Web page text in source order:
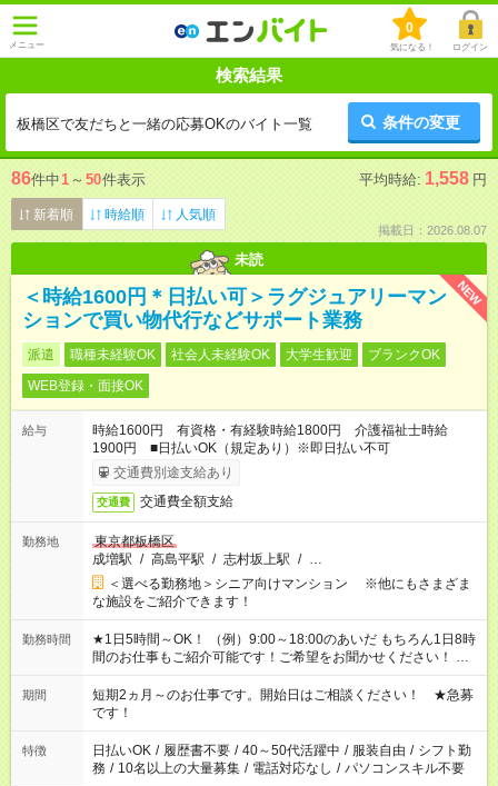
メニュー
0
気になる！ ログイン
検索結果
板橋区で友だちと一緒の応募OKのバイト一覧 条件の変更
86件中1 ～ 50件表示 平均時給: 1,558 円
新着順 時給順 人気順
掲載日：2026.08.07
未読
NEW
＜時給1600円＊日払い可＞ラグジュアリーマン
ションで買い物代行などサポート業務
派遣 職種未経験OK 社会人未経験OK 大学生歓迎
ブランクOK
WEB登録・面接OK
給与
時給1600円 有資格・有経験時給1800円 介護福祉士時給
1900円 ■日払いOK（規定あり）※即日払い不可
交通費別途支給あり
交通費 交通費全額支給
勤務地
東京都板橋区
成増駅 / 高島平駅 / 志村坂上駅 / …
＜選べる勤務地＞シニア向けマンション ※他にもさまざま
な施設をご紹介できます！
勤務時間
★1日5時間～OK！ （例）9:00～18:00のあいだ もちろん1日8時
間のお仕事もご紹介可能です！ご希望をお聞かせください！ ★
家庭の都合でお休みが必要な場合も遠慮なくご相談ください。
※週最低15時間以上の勤務が必要です
期間
短期2ヵ月～のお仕事です。開始日はご相談ください！ ★急募
です！
特徴 日払いOK / 履歴書不要 / 40～50代活躍中 / 服装自由 / シフト勤
務 / 10名以上の大量募集 / 電話対応なし / パソコンスキル不要